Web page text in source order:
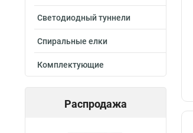
Светодиодный туннели
Спиральные елки
Комплектующие
Распродажа